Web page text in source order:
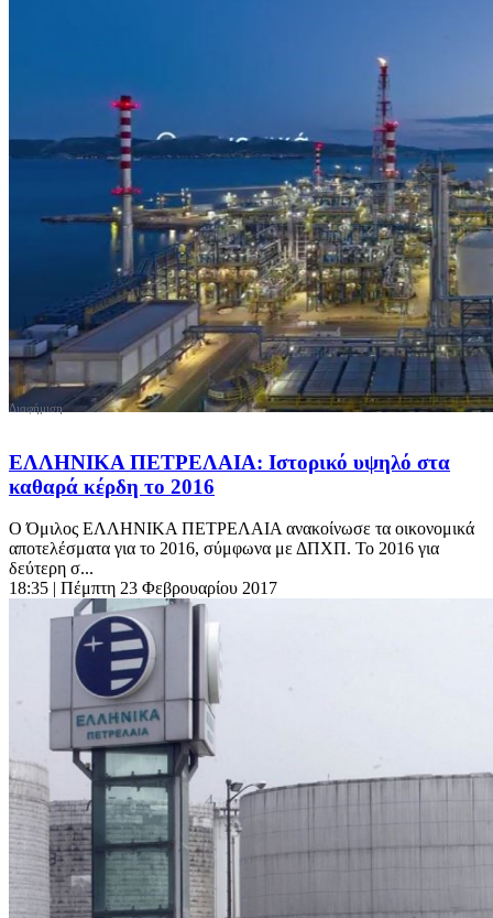
ΕΛΛΗΝΙΚΑ ΠΕΤΡΕΛΑΙΑ: Ιστορικό υψηλό στα
καθαρά κέρδη το 2016
O Όμιλος ΕΛΛΗΝΙΚΑ ΠΕΤΡΕΛΑΙΑ ανακοίνωσε τα οικονομικά
αποτελέσματα για το 2016, σύμφωνα με ΔΠΧΠ. Το 2016 για
δεύτερη σ...
18:35 | Πέμπτη 23 Φεβρουαρίου 2017